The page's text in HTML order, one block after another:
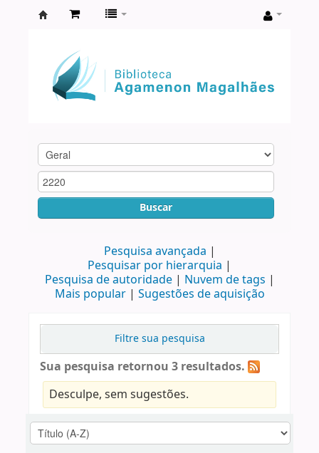
Agamenon
Magalhães
Buscar
Pesquisa avançada
Pesquisar por hierarquia
Pesquisa de autoridade
Nuvem de tags
Mais popular
Sugestões de aquisição
Filtre sua pesquisa
Sua pesquisa retornou 3 resultados.
Desculpe, sem sugestões.